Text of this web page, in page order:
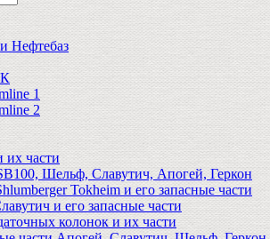
Нефтебаз
1
2
их части
Шельф, Славутич, Апогей, Геркон
Tokheim и его запасные части
и его запасные части
колонок и их части